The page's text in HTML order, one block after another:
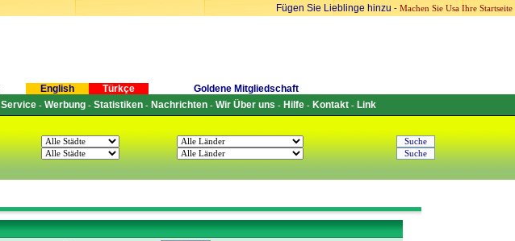
Fügen Sie Lieblinge hinzu - Machen Sie Usa Ihre Startseite
English Türkçe Goldene Mitgliedschaft
Service- Werbung- Statistiken- Nachrichten- Wir Über uns - Hilfe- Kontakt- Link